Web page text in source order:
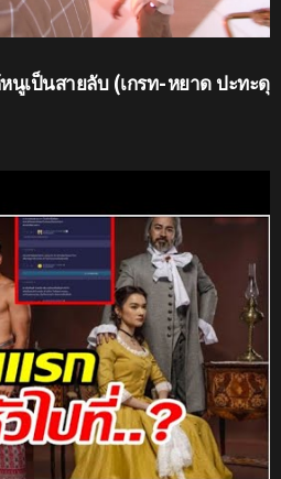
นูเป็นสายลับ (เกรท-หยาด ปะทะดุ